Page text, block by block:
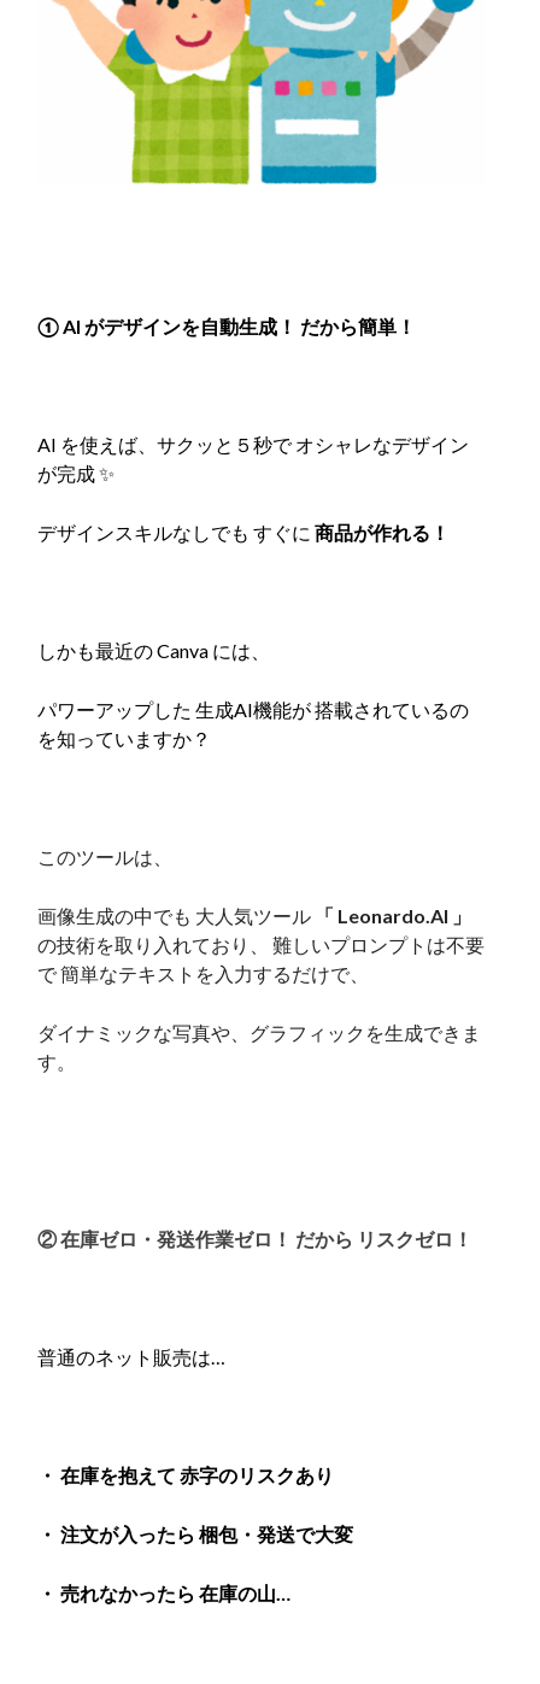
① AI がデザインを自動生成！ だから簡単！
AI を使えば、サクッと５秒で オシャレなデザイン
が完成 ✨
デザインスキルなしでも すぐに 商品が作れる！
しかも最近の Canva には、
パワーアップした 生成AI機能が 搭載されているの
を知っていますか？
このツールは、
画像生成の中でも 大人気ツール
「 Leonardo.AI 」
の技術を取り入れており、 難しいプロンプトは不要
で 簡単なテキストを入力するだけで、
ダイナミックな写真や、グラフィックを生成できま
す。
② 在庫ゼロ・発送作業ゼロ！ だから リスクゼロ！
普通のネット販売は…
・ 在庫を抱えて 赤字のリスクあり
・ 注文が入ったら 梱包・発送で大変
・ 売れなかったら 在庫の山…